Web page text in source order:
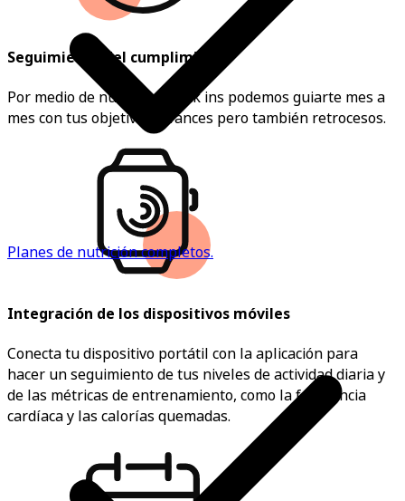
Planes de nutrición completos.
Seguimiento del cumplimiento
Por medio de nuestros check ins podemos guiarte mes a
mes con tus objetivos, avances pero también retrocesos.
Integración de los dispositivos móviles
Conecta tu dispositivo portátil con la aplicación para
hacer un seguimiento de tus niveles de actividad diaria y
de las métricas de entrenamiento, como la frecuencia
cardíaca y las calorías quemadas.